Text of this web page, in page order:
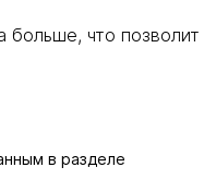
больше, что позволит
в разделе